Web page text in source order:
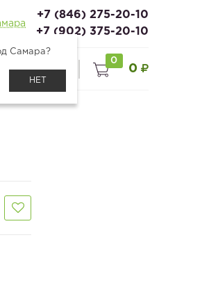
Самара?
НЕТ
+7 (846) 275-20-10
+7 (902) 375-20-10
0
0